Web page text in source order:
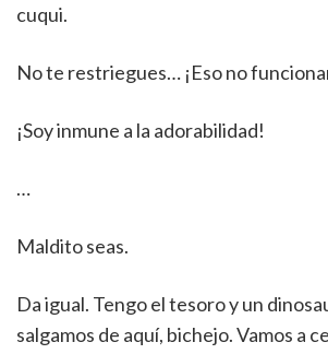
cuqui.
No te restriegues… ¡Eso no
¡Soy inmune a la adorabilidad!
…
Maldito seas.
Da igual. Tengo el tesoro y un
salgamos de aquí, bichejo. Vamos a